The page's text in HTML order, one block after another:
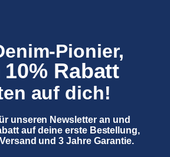
Pionier,
Rabatt
auf dich!
unseren Newsletter an und
auf deine erste Bestellung,
und 3 Jahre Garantie.